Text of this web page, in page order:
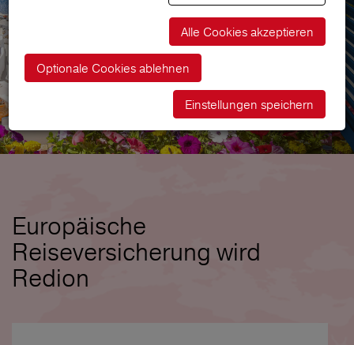
Europäische
Reiseversicherung wird
Redion
Alle Cookies akzeptieren
Optionale Cookies ablehnen
Einstellungen speichern